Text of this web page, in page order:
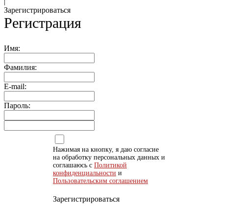
Зарегистрироваться
Регистрация
Имя:
Фамилия:
E-mail:
Пароль:
Нажимая на кнопку, я даю согласие
на обработку персональных данных и
соглашаюсь с Политикой
конфиденциальности и
Пользовательским соглашением
Зарегистрироваться